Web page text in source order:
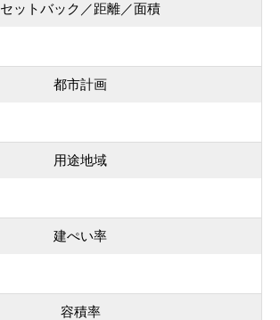
セットバック／距離／面積
都市計画
用途地域
建ぺい率
容積率